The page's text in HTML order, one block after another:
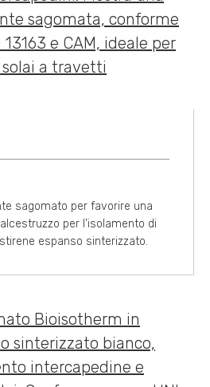
sagomato per favorire una
per l’isolamento di
espanso sinterizzato.